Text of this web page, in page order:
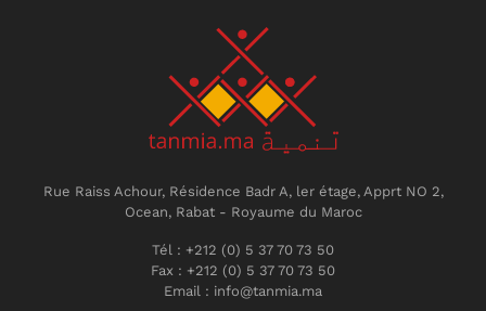
Rue Raiss Achour, Résidence Badr A, ler étage, Apprt NO 2,
Ocean, Rabat - Royaume du Maroc
Tél : +212 (0) 5 37 70 73 50
Fax : +212 (0) 5 37 70 73 50
Email : info@tanmia.ma